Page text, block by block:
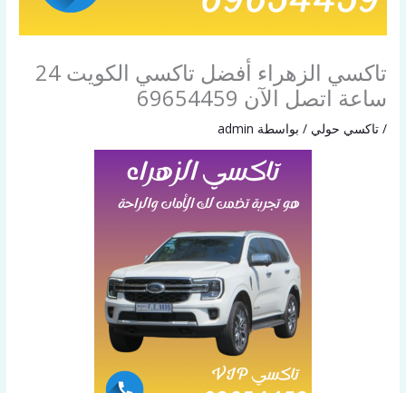
تاكسي الزهراء أفضل تاكسي الكويت 24
ساعة اتصل الآن 69654459
/تاكسي حولي / بواسطة admin